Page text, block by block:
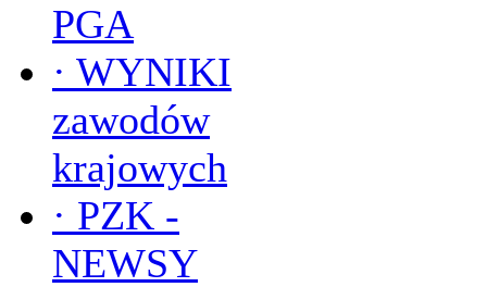
PGA
· WYNIKI
zawodów
krajowych
· PZK -
NEWSY